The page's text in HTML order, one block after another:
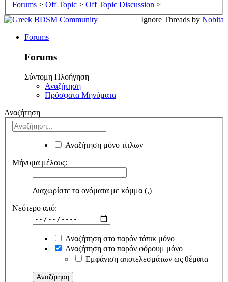
Forums > Off Topic > Off Topic Discussion >
Ignore Threads by Nobita
Forums
Forums
Σύντομη Πλοήγηση
Αναζήτηση
Πρόσφατα Μηνύματα
Αναζήτηση
Αναζήτηση μόνο τίτλων
Μήνυμα μέλους:
Διαχωρίστε τα ονόματα με κόμμα (,)
Νεότερο από:
Αναζήτηση στο παρόν τόπικ μόνο
Αναζήτηση στο παρόν φόρουμ μόνο
Εμφάνιση αποτελεσμάτων ως θέματα